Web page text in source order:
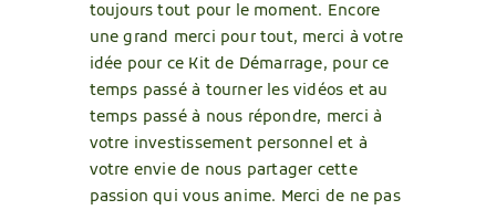
toujours tout pour le moment. Encore
une grand merci pour tout, merci à votre
idée pour ce Kit de Démarrage, pour ce
temps passé à tourner les vidéos et au
temps passé à nous répondre, merci à
votre investissement personnel et à
votre envie de nous partager cette
passion qui vous anime. Merci de ne pas